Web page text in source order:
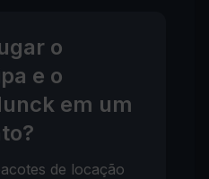
o
e o
em um
de locação